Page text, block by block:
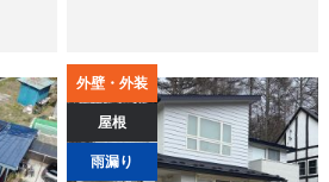
外壁・外装
屋根
雨漏り